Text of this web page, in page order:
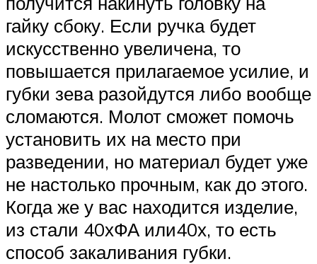
гайку сбоку. Если ручка будет
искусственно увеличена, то
повышается прилагаемое усилие, и
губки зева разойдутся либо вообще
сломаются. Молот сможет помочь
установить их на место при
разведении, но материал будет уже
не настолько прочным, как до этого.
Когда же у вас находится изделие,
из стали 40хФА или40х, то есть
способ закаливания губки.